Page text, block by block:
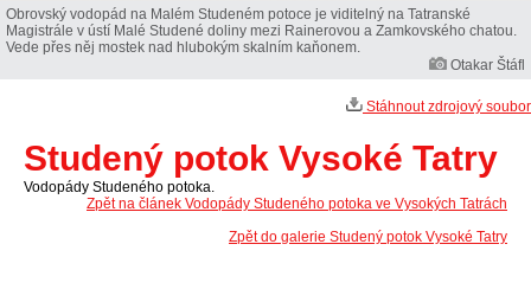
Obrovský vodopád na Malém Studeném potoce je viditelný na Tatranské
Magistrále v ústí Malé Studené doliny mezi Rainerovou a Zamkovského chatou.
Vede přes něj mostek nad hlubokým skalním kaňonem.
Otakar Štáfl
Stáhnout zdrojový soubor
Studený potok Vysoké Tatry
Vodopády Studeného potoka.
Zpět na článek Vodopády Studeného potoka ve Vysokých Tatrách
Zpět do galerie Studený potok Vysoké Tatry